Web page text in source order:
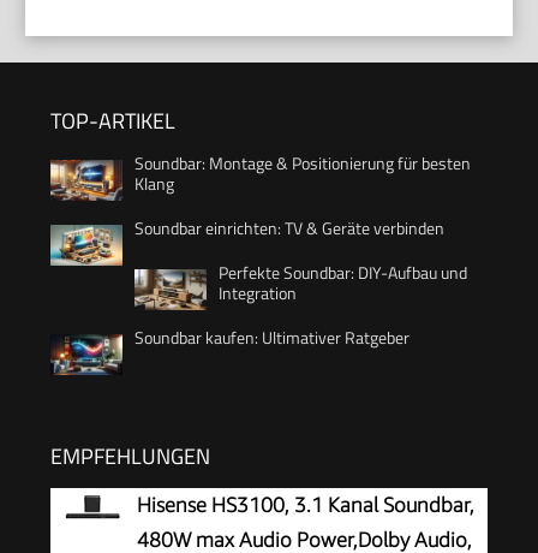
TOP-ARTIKEL
Soundbar: Montage & Positionierung für besten
Klang
Soundbar einrichten: TV & Geräte verbinden
Perfekte Soundbar: DIY-Aufbau und
Integration
Soundbar kaufen: Ultimativer Ratgeber
EMPFEHLUNGEN
Hisense HS3100, 3.1 Kanal Soundbar,
480W max Audio Power,Dolby Audio,